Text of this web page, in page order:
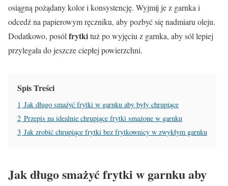
osiągną pożądany kolor i konsystencję. Wyjmij je z garnka i
odcedź na papierowym ręczniku, aby pozbyć się nadmiaru oleju.
Dodatkowo, posól frytkituż po wyjęciu z garnka, aby sól lepiej
przylegała do jeszcze ciepłej powierzchni.
Spis Treści
1 Jak długo smażyć frytki w garnku aby były chrupiące
2 Przepis na idealnie chrupiące frytki smażone w garnku
3 Jak zrobić chrupiące frytki bez frytkownicy w zwykłym garnku
Jak długo smażyć frytki w garnku aby